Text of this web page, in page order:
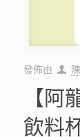
發佈由
【阿
飲料